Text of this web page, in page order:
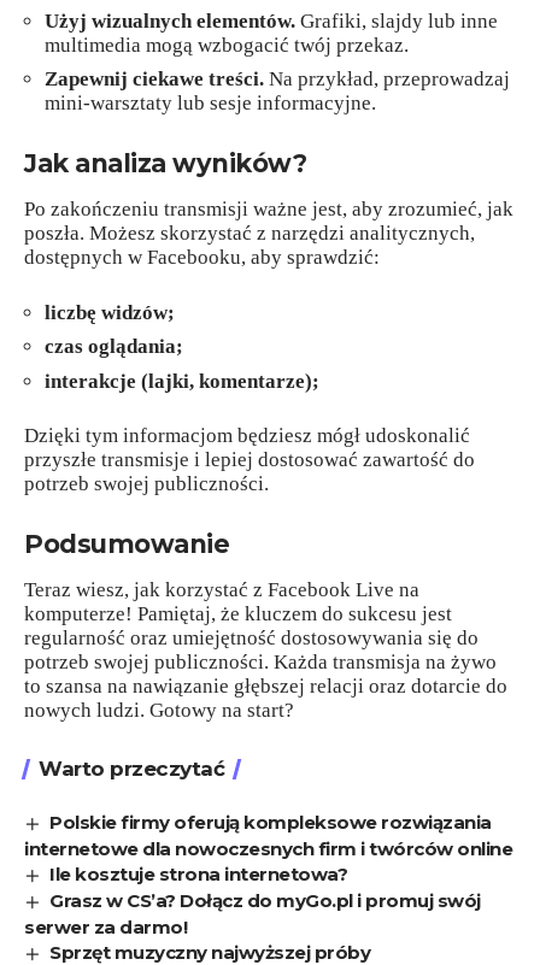
Użyj wizualnych elementów. Grafiki, slajdy lub inne
multimedia mogą wzbogacić twój przekaz.
Zapewnij ciekawe treści. Na przykład, przeprowadzaj
mini-warsztaty lub sesje informacyjne.
Jak analiza wyników?
Po zakończeniu transmisji ważne jest, aby zrozumieć, jak
poszła. Możesz skorzystać z narzędzi analitycznych,
dostępnych w Facebooku, aby sprawdzić:
liczbę widzów;
czas oglądania;
interakcje (lajki, komentarze);
Dzięki tym informacjom będziesz mógł udoskonalić
przyszłe transmisje i lepiej dostosować zawartość do
potrzeb swojej publiczności.
Podsumowanie
Teraz wiesz, jak korzystać z Facebook Live na
komputerze! Pamiętaj, że kluczem do sukcesu jest
regularność oraz umiejętność dostosowywania się do
potrzeb swojej publiczności. Każda transmisja na żywo
to szansa na nawiązanie głębszej relacji oraz dotarcie do
nowych ludzi. Gotowy na start?
Warto przeczytać
Polskie firmy oferują kompleksowe rozwiązania
internetowe dla nowoczesnych firm i twórców online
Ile kosztuje strona internetowa?
Grasz w CS’a? Dołącz do myGo.pl i promuj swój
serwer za darmo!
Sprzęt muzyczny najwyższej próby